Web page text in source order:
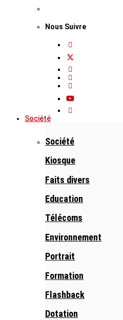
Nous Suivre
Société
Société
Kiosque
Faits divers
Education
Télécoms
Environnement
Portrait
Formation
Flashback
Dotation